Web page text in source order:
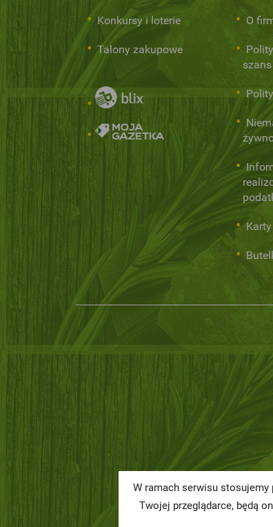
Konkursy i loterie
Talony zakupowe
O
W ramach serwisu
Twojej przeglądarce, będą